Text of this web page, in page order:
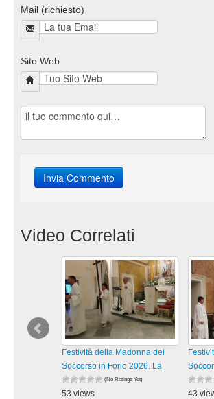
Mail (richiesto)
Sito Web
Video Correlati
Festività della Madonna del
Soccorso in Forio 2026. La
(No Ratings Yet)
53 views
43